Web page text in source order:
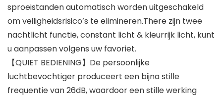
sproeistanden automatisch worden uitgeschakeld
om veiligheidsrisico’s te elimineren.There zijn twee
nachtlicht functie, constant licht & kleurrijk licht, kunt
u aanpassen volgens uw favoriet.
【QUIET BEDIENING】De persoonlijke
luchtbevochtiger produceert een bijna stille
frequentie van 26dB, waardoor een stille werking